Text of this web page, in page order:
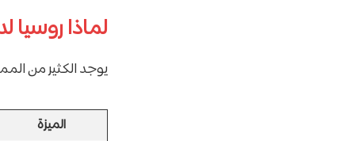
لماذا
يوجد الكثير من
الميزة